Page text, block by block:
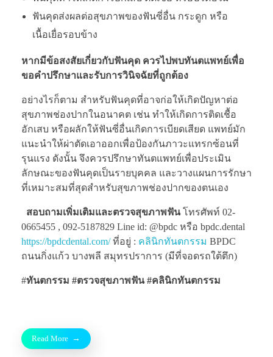
ฟันคุดส่งผลต่อสุขภาพของฟันซี่อื่น กระดูก หรือ
เนื้อเยื่อรอบข้าง
หากมีข้อสงสัยเกี่ยวกับฟันคุด ควรไปพบทันตแพทย์เพื่อ
ขอคำปรึกษาและรับการวินิจฉัยที่ถูกต้อง
อย่างไรก็ตาม สำหรับฟันคุดที่อาจก่อให้เกิดปัญหาต่อ
สุขภาพช่องปากในอนาคต เช่น ทำให้เกิดการติดเชื้อ
อักเสบ หรือผลักให้ฟันซี่อื่นเกิดการเบียดเสียด แพทย์มัก
แนะนำให้ผ่าตัดเอาออกเพื่อป้องกันภาวะแทรกซ้อนที่
รุนแรง ดังนั้น จึงควรปรึกษาทันตแพทย์เพื่อประเมิน
ลักษณะของฟันคุดเป็นรายบุคคล และวางแผนการรักษา
ที่เหมาะสมที่สุดสำหรับสุขภาพช่องปากของตนเอง
สอบถามเพิ่มเติมและตรวจสุขภาพฟันโทรศัพท์ 02-
0665455 , 092-5187829 Line id: @bpdc หรือ bpdc.dental
https://bpdcdental.com/ที่อยู่ : คลินิกทันตกรรม BPDC
ถนนกิ่งแก้ว บางพลี สมุทรปราการ (มีที่จอดรถใต้ตึก)
#ทันตกรรม #ตรวจสุขภาพฟัน #คลินิกทันตกรรม
Read More